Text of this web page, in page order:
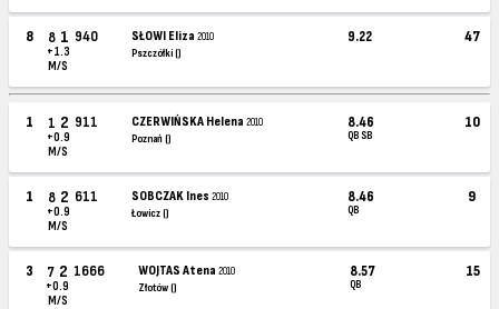
8 8 1
+1.3
M/S
940 SŁOWI Eliza2010
Pszczółki ()
9.22 47
1 1 2
+0.9
M/S
911 CZERWIŃSKA Helena2010
Poznań ()
8.46
QB SB
10
1 8 2
+0.9
M/S
611 SOBCZAK Ines2010
Łowicz ()
8.46
QB
9
3 7 2
+0.9
M/S
1666 WOJTAS Atena 2010
Złotów ()
8.57
QB
15